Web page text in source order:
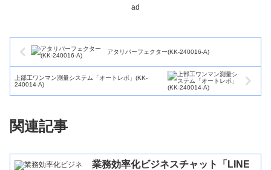
ad
アタリパーフェクター(KK-240016-A)
上部工ワンマン測量システム「オートレポ」(KK-
240014-A)
関連記事
業務効率化ビジネスチャット「LINE